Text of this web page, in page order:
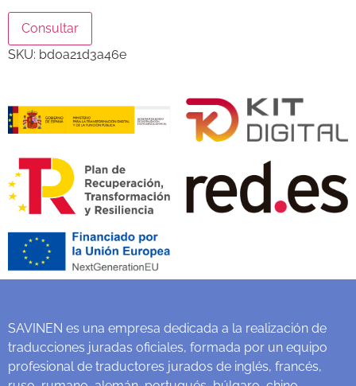
Consultar
SKU: bd0a21d3a46e
SAVINEN es una empresa dedicada a la realización de
traducciones juradas oficiales, formada por un equipo
profesional de traductores jurados de inglés, francés,